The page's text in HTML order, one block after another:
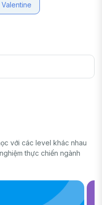
Valentine
với các level khác nhau
thực chiến ngành